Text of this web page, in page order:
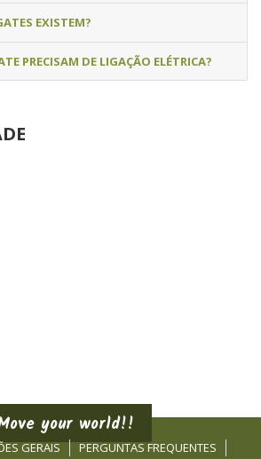
EXISTEM?
PRECISAM DE LIGAÇÃO ELÉTRICA?
your world!!
GERAIS
PERGUNTAS FREQUENTES